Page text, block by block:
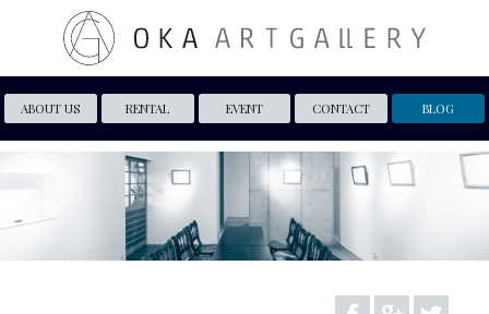
ABOUT US RENTAL EVENT CONTACT BLOG